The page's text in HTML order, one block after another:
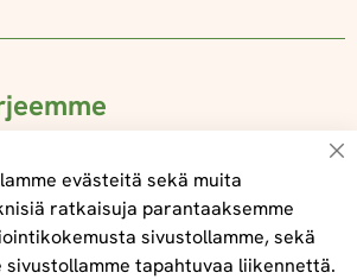
Tilaa
evästeitä sekä muita
ratkaisuja parantaaksemme
sivustollamme, sekä
sivustollamme tapahtuvaa liikennettä.